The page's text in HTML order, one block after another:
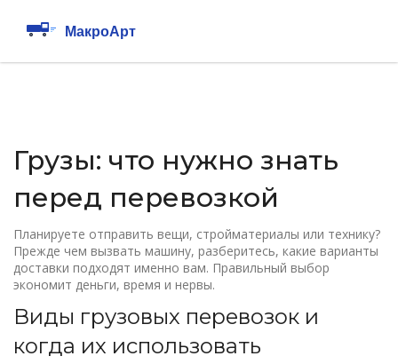
Грузы: что нужно знать
перед перевозкой
Планируете отправить вещи, стройматериалы или технику?
Прежде чем вызвать машину, разберитесь, какие варианты
доставки подходят именно вам. Правильный выбор
экономит деньги, время и нервы.
Виды грузовых перевозок и
когда их использовать